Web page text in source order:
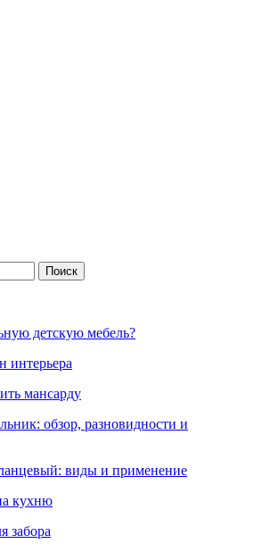
детскую мебель?
интерьера
мансарду
обзор, разновидности и
виды и применение
кухню
забора